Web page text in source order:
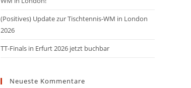
(Positives) Update zur Tischtennis-WM in London
2026
TT-Finals in Erfurt 2026 jetzt buchbar
Neueste Kommentare